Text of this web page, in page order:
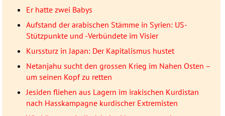
Er hatte zwei Babys
Aufstand der arabischen Stämme in Syrien: US-
Stützpunkte und -Verbündete im Visier
Kurssturz in Japan: Der Kapitalismus hustet
Netanjahu sucht den grossen Krieg im Nahen Osten –
um seinen Kopf zu retten
Jesiden fliehen aus Lagern im irakischen Kurdistan
nach Hasskampagne kurdischer Extremisten